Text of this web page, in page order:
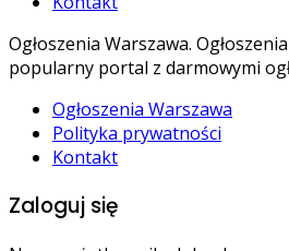
Ogłoszenia Warszawa.
popularny portal z darmowymi
Ogłoszenia Warszawa
Polityka prywatności
Kontakt
Zaloguj się